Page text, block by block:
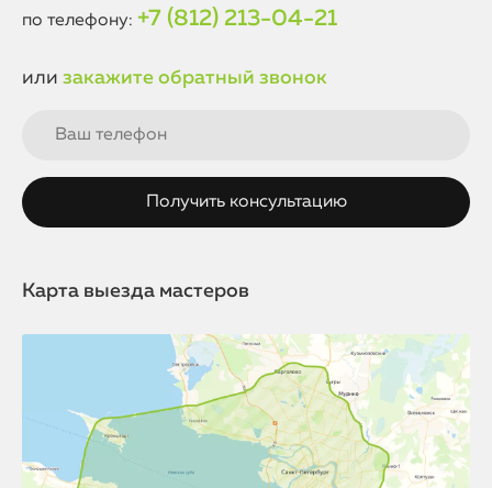
по телефону: +7 (812) 213-04-21
или закажите обратный звонок
Карта выезда мастеров